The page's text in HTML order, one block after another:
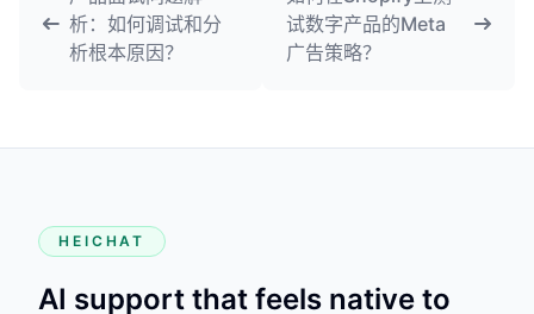
析：如何调试和分
析根本原因？
试数字产品的Meta
广告策略？
HEICHAT
AI support that feels native to